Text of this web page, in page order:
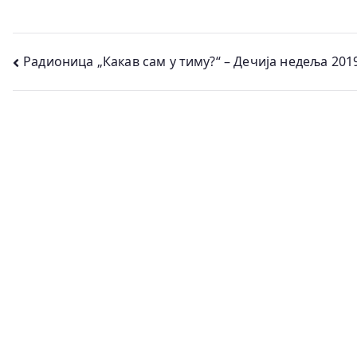
Кретање
чланка
Радионица „Какав сам у тиму?“ – Дечија недеља